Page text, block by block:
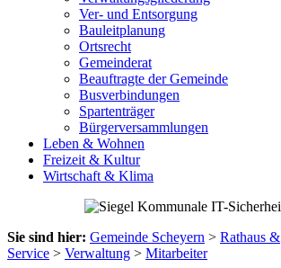
Ver- und Entsorgung
Bauleitplanung
Ortsrecht
Gemeinderat
Beauftragte der Gemeinde
Busverbindungen
Spartenträger
Bürgerversammlungen
Leben & Wohnen
Freizeit & Kultur
Wirtschaft & Klima
Sie sind hier: Gemeinde Scheyern > Rathaus &
Service > Verwaltung > Mitarbeiter